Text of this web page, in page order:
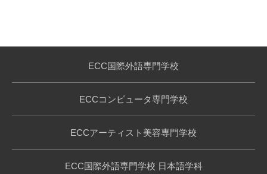
ECC国際外語専門学校
ECCコンピュータ専門学校
ECCアーティスト美容専門学校
ECC国際外語専門学校 日本語学科